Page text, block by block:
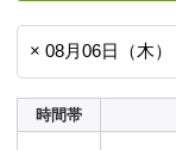
時間帯